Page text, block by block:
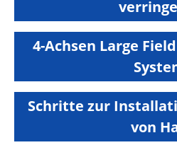
4-Achsen Large
Schritte zur
von